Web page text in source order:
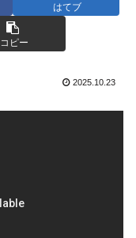
はてブ
コピー
2025.10.23